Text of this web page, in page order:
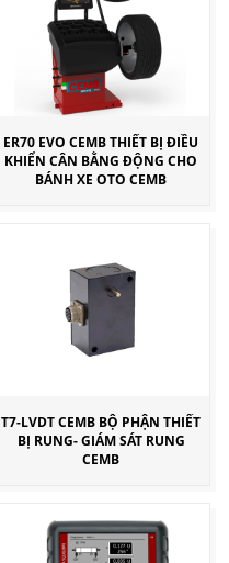
ER70 EVO CEMB THIẾT BỊ ĐIỀU
KHIỂN CÂN BẰNG ĐỘNG CHO
BÁNH XE OTO CEMB
T7-LVDT CEMB BỘ PHẬN THIẾT
BỊ RUNG- GIÁM SÁT RUNG
CEMB